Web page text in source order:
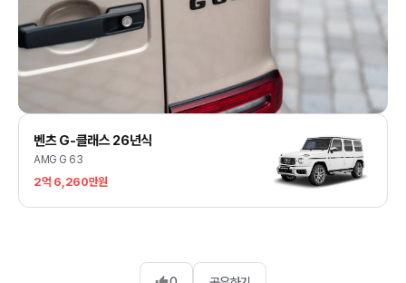
벤츠 G-클래스 26년식
AMG G 63
2억 6,260만원